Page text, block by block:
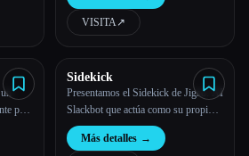
VISITA↗︎
para
Sidekick
Presentamos el Sidekick de Jigso: AI
Slackbot que actúa como su propio
asistente personal comercial.
Más detalles →